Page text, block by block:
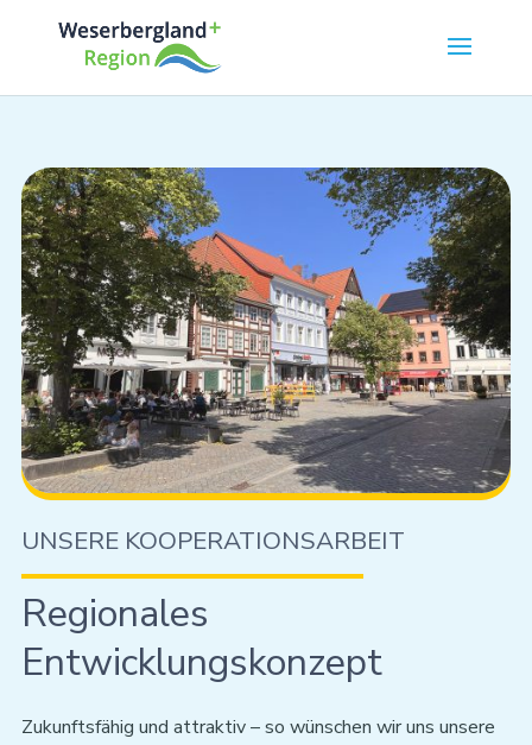
UNSERE KOOPERATIONSARBEIT
Regionales
Entwicklungskonzept
Zukunftsfähig und attraktiv – so wünschen wir uns unsere